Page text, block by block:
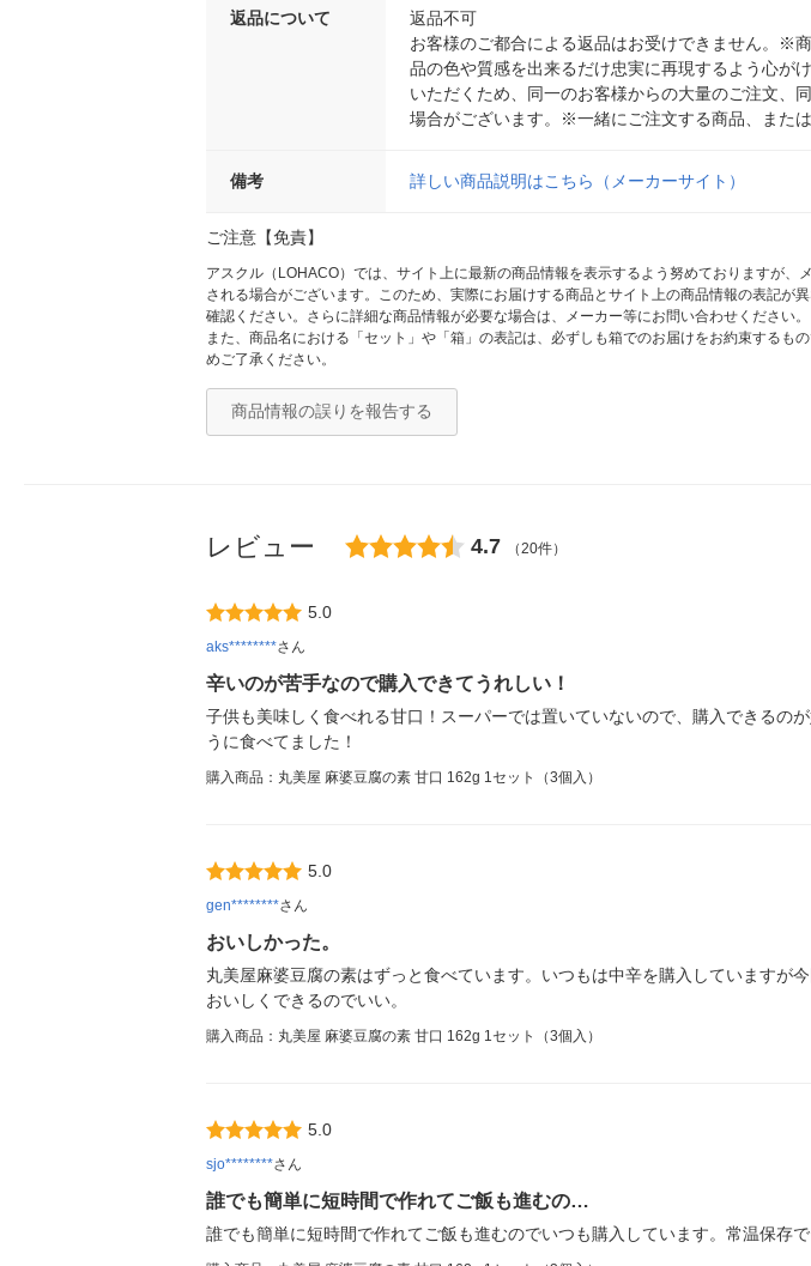
返品について
返品不可
お客様のご都合による返品はお受けできません。※
品の色や質感を出来るだけ忠実に再現するよう心が
いただくため、同一のお客様からの大量のご注文、
場合がございます。※一緒にご注文する商品、また
備考 詳しい商品説明はこちら（メーカーサイト）
ご注意【免責】
アスクル（LOHACO）では、サイト上に最新の商品情報を表示するよう努めておりますが
される場合がございます。このため、実際にお届けする商品とサイト上の商品情報の表記
確認ください。さらに詳細な商品情報が必要な場合は、メーカー等にお問い合わせください。
また、商品名における「セット」や「箱」の表記は、必ずしも箱でのお届けをお約束する
めご了承ください。
商品情報の誤りを報告する
レビュー 4.7 （20件）
5.0
aks********さん
辛いのが苦手なので購入できてうれしい！
子供も美味しく食べれる甘口！スーパーでは置いていないので、購入できるの
うに食べてました！
購入商品：丸美屋 麻婆豆腐の素 甘口 162g 1セット（3個入）
5.0
gen********さん
おいしかった。
丸美屋麻婆豆腐の素はずっと食べています。いつもは中辛を購入していますが
おいしくできるのでいい。
購入商品：丸美屋 麻婆豆腐の素 甘口 162g 1セット（3個入）
5.0
sjo********さん
誰でも簡単に短時間で作れてご飯も進むの…
誰でも簡単に短時間で作れてご飯も進むのでいつも購入しています。常温保存